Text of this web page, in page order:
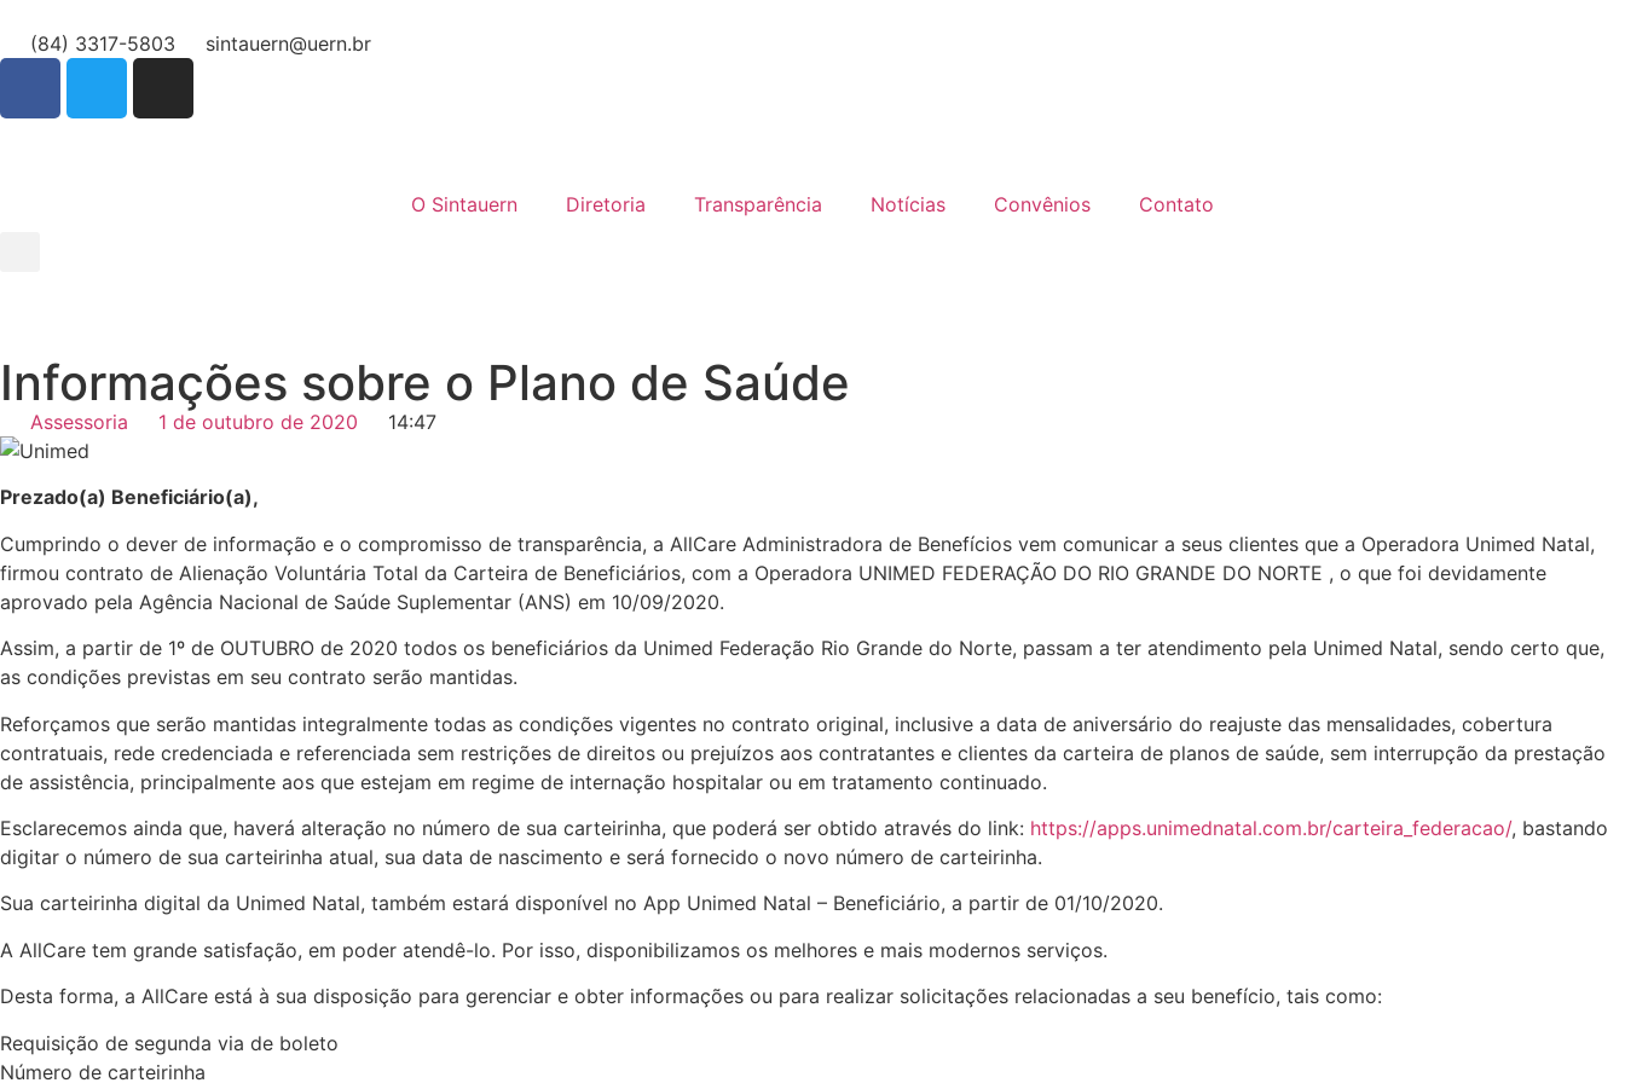
(84) 3317-5803 sintauern@uern.br
O Sintauern Diretoria Transparência Notícias Convênios Contato
Informações sobre o Plano de Saúde
Assessoria 1 de outubro de 2020 14:47
Prezado(a) Beneficiário(a),
Cumprindo o dever de informação e o compromisso de transparência, a AllCare Administradora de Benefícios vem comunicar a seus clientes que a Operadora Unimed Natal,
firmou contrato de Alienação Voluntária Total da Carteira de Beneficiários, com a Operadora UNIMED FEDERAÇÃO DO RIO GRANDE DO NORTE , o que foi devidamente
aprovado pela Agência Nacional de Saúde Suplementar (ANS) em 10/09/2020.
Assim, a partir de 1º de OUTUBRO de 2020 todos os beneficiários da Unimed Federação Rio Grande do Norte, passam a ter atendimento pela Unimed Natal, sendo certo que,
as condições previstas em seu contrato serão mantidas.
Reforçamos que serão mantidas integralmente todas as condições vigentes no contrato original, inclusive a data de aniversário do reajuste das mensalidades, cobertura
contratuais, rede credenciada e referenciada sem restrições de direitos ou prejuízos aos contratantes e clientes da carteira de planos de saúde, sem interrupção da prestação
de assistência, principalmente aos que estejam em regime de internação hospitalar ou em tratamento continuado.
Esclarecemos ainda que, haverá alteração no número de sua carteirinha, que poderá ser obtido através do link: https://apps.unimednatal.com.br/carteira_federacao/, bastando
digitar o número de sua carteirinha atual, sua data de nascimento e será fornecido o novo número de carteirinha.
Sua carteirinha digital da Unimed Natal, também estará disponível no App Unimed Natal – Beneficiário, a partir de 01/10/2020.
A AllCare tem grande satisfação, em poder atendê-lo. Por isso, disponibilizamos os melhores e mais modernos serviços.
Desta forma, a AllCare está à sua disposição para gerenciar e obter informações ou para realizar solicitações relacionadas a seu benefício, tais como:
Requisição de segunda via de boleto
Número de carteirinha